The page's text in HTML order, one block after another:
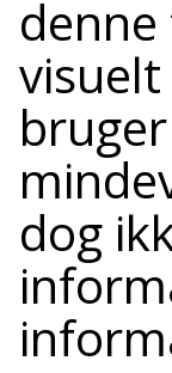
dog